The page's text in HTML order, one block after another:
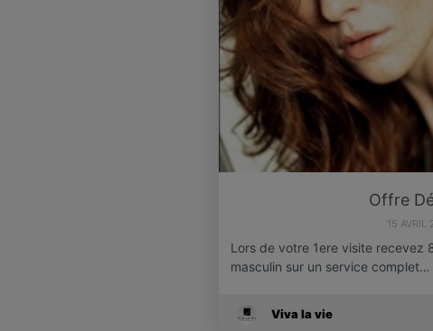
Offre
15 AVRIL
Lors de votre 1ere visite recevez
masculin sur un service complet…
Viva la vie